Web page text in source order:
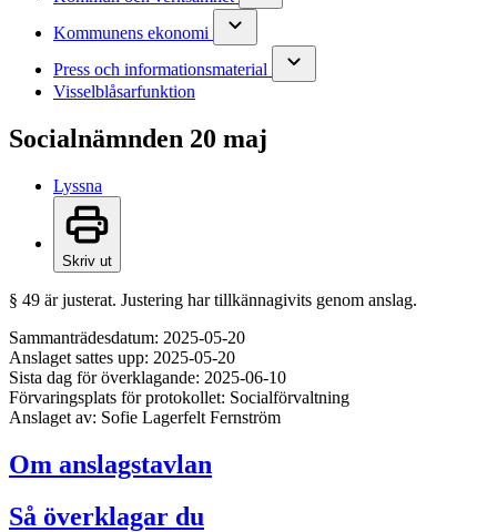
Kommunens ekonomi
Press och informationsmaterial
Visselblåsarfunktion
Socialnämnden 20 maj
Lyssna
Skriv ut
§ 49 är justerat. Justering har tillkännagivits genom anslag.
Sammanträdesdatum: 2025-05-20
Anslaget sattes upp: 2025-05-20
Sista dag för överklagande: 2025-06-10
Förvaringsplats för protokollet: Socialförvaltning
Anslaget av: Sofie Lagerfelt Fernström
Om anslagstavlan
Så överklagar du